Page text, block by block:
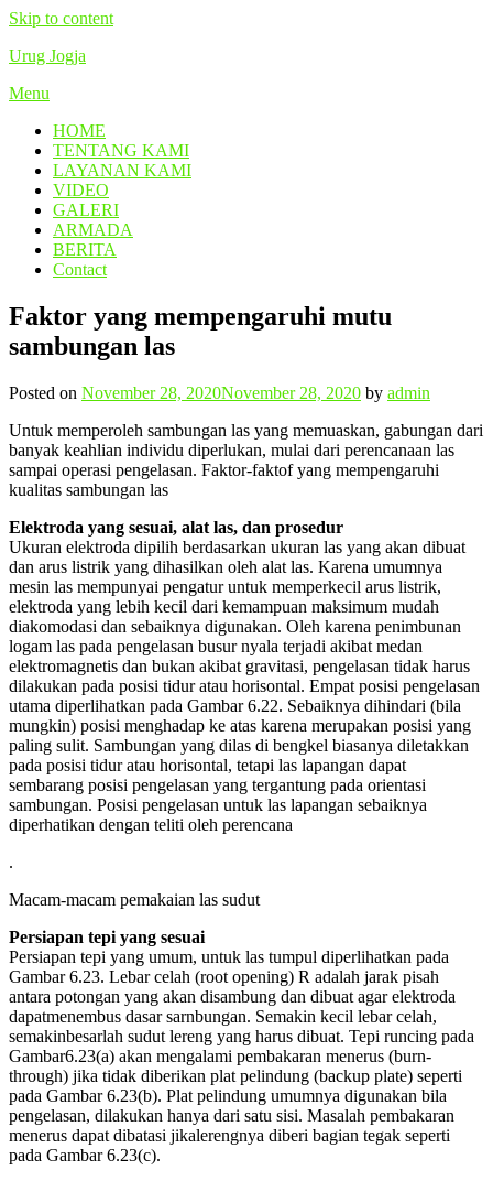
Skip to content
Urug Jogja
Menu
HOME
TENTANG KAMI
LAYANAN KAMI
VIDEO
GALERI
ARMADA
BERITA
Contact
Faktor yang mempengaruhi mutu
sambungan las
Posted on November 28, 2020November 28, 2020 by admin
Untuk memperoleh sambungan las yang memuaskan, gabungan dari
banyak keahlian individu diperlukan, mulai dari perencanaan las
sampai operasi pengelasan. Faktor-faktof yang mempengaruhi
kualitas sambungan las
Elektroda yang sesuai, alat las, dan prosedur
Ukuran elektroda dipilih berdasarkan ukuran las yang akan dibuat
dan arus listrik yang dihasilkan oleh alat las. Karena umumnya
mesin las mempunyai pengatur untuk memperkecil arus listrik,
elektroda yang lebih kecil dari kemampuan maksimum mudah
diakomodasi dan sebaiknya digunakan. Oleh karena penimbunan
logam las pada pengelasan busur nyala terjadi akibat medan
elektromagnetis dan bukan akibat gravitasi, pengelasan tidak harus
dilakukan pada posisi tidur atau horisontal. Empat posisi pengelasan
utama diperlihatkan pada Gambar 6.22. Sebaiknya dihindari (bila
mungkin) posisi menghadap ke atas karena merupakan posisi yang
paling sulit. Sambungan yang dilas di bengkel biasanya diletakkan
pada posisi tidur atau horisontal, tetapi las lapangan dapat
sembarang posisi pengelasan yang tergantung pada orientasi
sambungan. Posisi pengelasan untuk las lapangan sebaiknya
diperhatikan dengan teliti oleh perencana
.
Macam-macam pemakaian las sudut
Persiapan tepi yang sesuai
Persiapan tepi yang umum, untuk las tumpul diperlihatkan pada
Gambar 6.23. Lebar celah (root opening) R adalah jarak pisah
antara potongan yang akan disambung dan dibuat agar elektroda
dapatmenembus dasar sarnbungan. Semakin kecil lebar celah,
semakinbesarlah sudut lereng yang harus dibuat. Tepi runcing pada
Gambar6.23(a) akan mengalami pembakaran menerus (burn-
through) jika tidak diberikan plat pelindung (backup plate) seperti
pada Gambar 6.23(b). Plat pelindung umumnya digunakan bila
pengelasan, dilakukan hanya dari satu sisi. Masalah pembakaran
menerus dapat dibatasi jikalerengnya diberi bagian tegak seperti
pada Gambar 6.23(c).